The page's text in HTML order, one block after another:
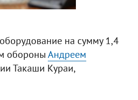
на сумму 1,4
обороныАндреем
Такаши Кураи,